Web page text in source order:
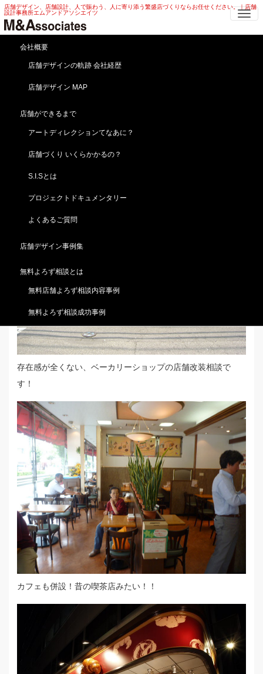
店舗デザイン、店舗設計、人で賑わう、人に寄り添う繁盛店づくりならお任せください。｜店舗
設計事務所エムアンドアソシエイツ
会社概要
店舗デザインの軌跡 会社経歴
店舗デザイン MAP
店舗ができるまで
アートディレクションてなあに？
店舗づくり いくらかかるの？
S.I.Sとは
プロジェクトドキュメンタリー
よくあるご質問
店舗デザイン事例集
無料よろず相談とは
無料店舗よろず相談内容事例
無料よろず相談成功事例
ベーカリー改装 店舗デザ
イン！集客力UP!!売り上げ
UP!!!繁盛店に
HOME ブログ
news
存在感が全くない、ベーカリーショップの店舗改装相談で
す！
カフェも併設！昔の喫茶店みたい！！